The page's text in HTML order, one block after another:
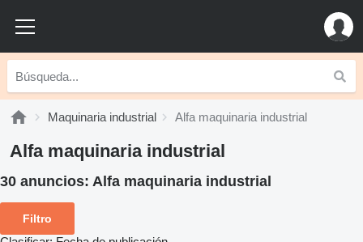
Maquinaria industrial Alfa maquinaria industrial
Alfa maquinaria industrial
30 anuncios: Alfa maquinaria industrial
Filtro